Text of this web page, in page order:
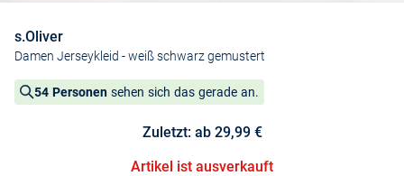
s.Oliver
Damen Jerseykleid - weiß schwarz gemustert
54 Personen sehen sich das gerade an.
Zuletzt: ab 29,99 €
Artikel ist ausverkauft